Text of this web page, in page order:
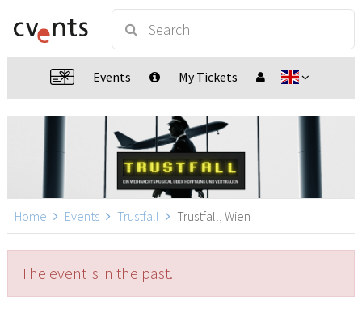
Events My Tickets
Home Events Trustfall Trustfall, Wien
The event is in the past.